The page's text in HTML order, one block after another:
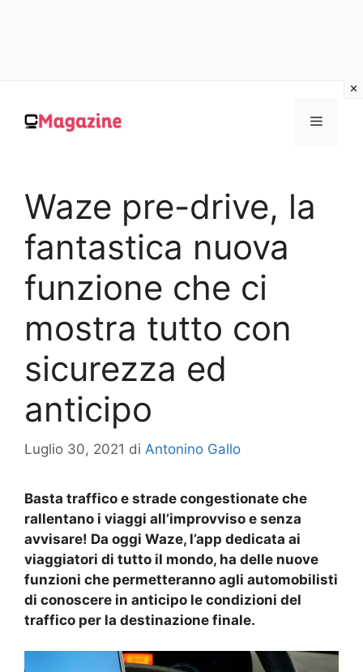
contenuto
MENU
Waze pre-drive, la
fantastica nuova
funzione che ci
mostra tutto con
sicurezza ed
anticipo
Luglio 30, 2021 di Antonino Gallo
Basta traffico e strade congestionate che
rallentano i viaggi all’improvviso e senza
avvisare! Da oggi Waze, l’app dedicata ai
viaggiatori di tutto il mondo, ha delle nuove
funzioni che permetteranno agli automobilisti
di conoscere in anticipo le condizioni del
traffico per la destinazione finale.